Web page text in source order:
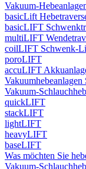
Vakuum-
basicLift
basicLIFT
multiLIFT
coilLIFT Schwenk-
poroLIFT
accuLIFT
Vakuumhebeanlagen
Vakuum-
quickLIFT
stackLIFT
lightLIFT
heavyLIFT
baseLIFT
Was möchten Sie
Vakuum-